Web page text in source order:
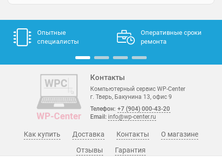
Опытные
специалисты
Оперативные сроки
ремонта
Контакты
Компьютерный сервис WP-Center
г. Тверь, Бакунина 13, офис 9
Телефон: +7 (904) 000-43-20
Email: info@wp-center.ru
О магазине
Гарантия
Отзывы
Как купить Доставка Контакты